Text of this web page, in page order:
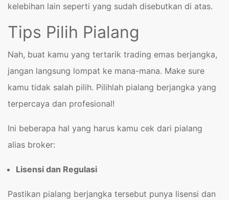
kelebihan lain seperti yang sudah disebutkan di atas.
Tips Pilih Pialang
Nah, buat kamu yang tertarik trading emas berjangka,
jangan langsung lompat ke mana-mana. Make sure
kamu tidak salah pilih. Pilihlah pialang berjangka yang
terpercaya dan profesional!
Ini beberapa hal yang harus kamu cek dari pialang
alias broker:
Lisensi dan Regulasi
Pastikan pialang berjangka tersebut punya lisensi dan